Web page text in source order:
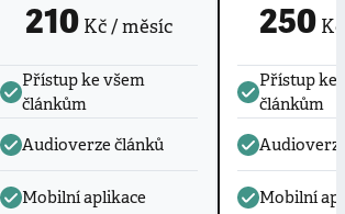
210 Kč / měsíc
Přístup ke všem
článkům
Audioverze článků
Mobilní aplikace
250Kč
Přístup ke
článkům
Mobilní